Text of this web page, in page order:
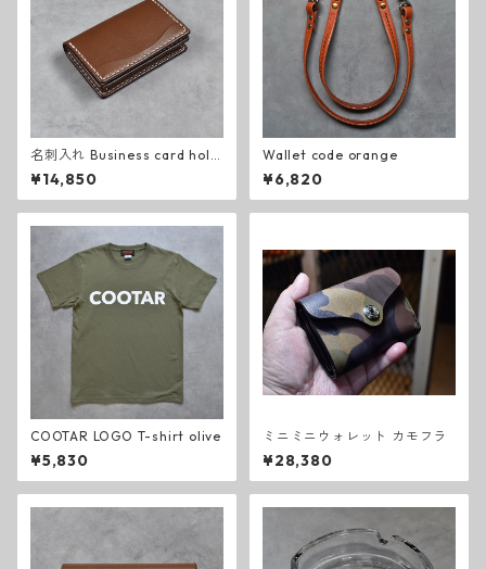
名刺入れ Business card hold
er (brown)
¥14,850
Wallet code orange
¥6,820
COOTAR LOGO T-shirt olive
¥5,830
ミニミニウォレット カモフラ
¥28,380